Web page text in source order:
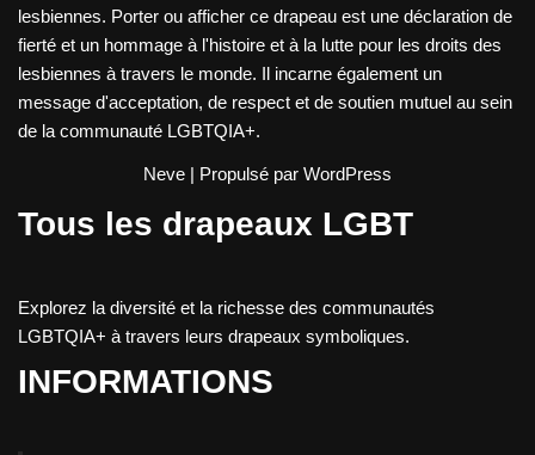
lesbiennes. Porter ou afficher ce drapeau est une déclaration de
fierté et un hommage à l'histoire et à la lutte pour les droits des
lesbiennes à travers le monde. Il incarne également un
message d'acceptation, de respect et de soutien mutuel au sein
de la communauté LGBTQIA+.
Neve | Propulsé par WordPress
Tous les drapeaux LGBT
Explorez la diversité et la richesse des communautés
LGBTQIA+ à travers leurs drapeaux symboliques.
INFORMATIONS